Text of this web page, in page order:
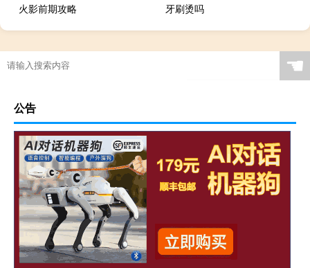
火影前期攻略
牙刷烫吗
☚
公告